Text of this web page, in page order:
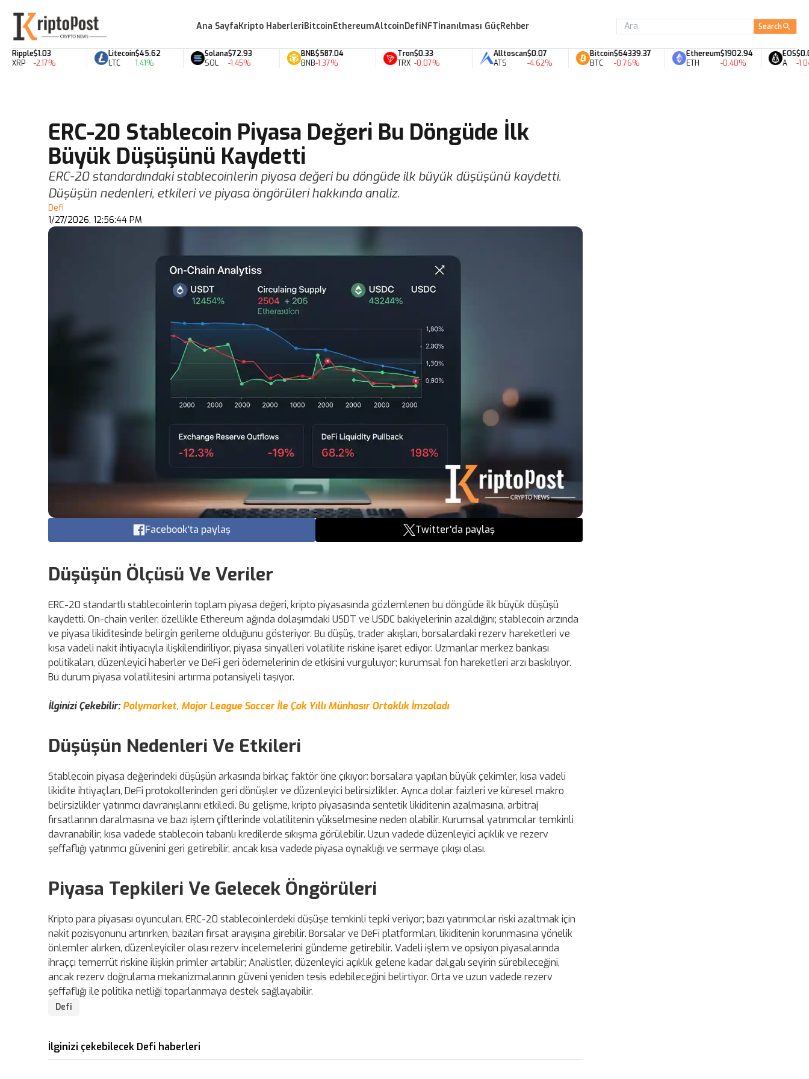
Ana SayfaKripto HaberleriBitcoinEthereumAltcoinDefiNFTİnanılması GüçRehber Search
$1.03
-2.17%
Litecoin
LTC
$45.62
1.41%
Solana
SOL
$72.93
-1.45%
BNB
BNB
$587.04
-1.37%
Tron
TRX
$0.33
-0.07%
Alltoscan
ATS
$0.07
-4.62%
Bitcoin
BTC
$64339.37
-0.76%
Ethereum
ETH
$1902.94
-0.40%
EOS
A
$0.06
-1.04%
ERC-20 Stablecoin Piyasa Değeri Bu Döngüde İlk
Büyük Düşüşünü Kaydetti
ERC-20 standardındaki stablecoinlerin piyasa değeri bu döngüde ilk büyük düşüşünü kaydetti.
Düşüşün nedenleri, etkileri ve piyasa öngörüleri hakkında analiz.
Defi
1/27/2026, 12:56:44 PM
Facebook'ta paylaş Twitter'da paylaş
Düşüşün Ölçüsü Ve Veriler
ERC-20 standartlı stablecoinlerin toplam piyasa değeri, kripto piyasasında gözlemlenen bu döngüde ilk büyük düşüşü
kaydetti. On-chain veriler, özellikle Ethereum ağında dolaşımdaki USDT ve USDC bakiyelerinin azaldığını; stablecoin arzında
ve piyasa likiditesinde belirgin gerileme olduğunu gösteriyor. Bu düşüş, trader akışları, borsalardaki rezerv hareketleri ve
kısa vadeli nakit ihtiyacıyla ilişkilendiriliyor, piyasa sinyalleri volatilite riskine işaret ediyor. Uzmanlar merkez bankası
politikaları, düzenleyici haberler ve DeFi geri ödemelerinin de etkisini vurguluyor; kurumsal fon hareketleri arzı baskılıyor.
Bu durum piyasa volatilitesini artırma potansiyeli taşıyor.
İlginizi Çekebilir:Polymarket, Major League Soccer İle Çok Yıllı Münhasır Ortaklık İmzaladı
Düşüşün Nedenleri Ve Etkileri
Stablecoin piyasa değerindeki düşüşün arkasında birkaç faktör öne çıkıyor: borsalara yapılan büyük çekimler, kısa vadeli
likidite ihtiyaçları, DeFi protokollerinden geri dönüşler ve düzenleyici belirsizlikler. Ayrıca dolar faizleri ve küresel makro
belirsizlikler yatırımcı davranışlarını etkiledi. Bu gelişme, kripto piyasasında sentetik likiditenin azalmasına, arbitraj
fırsatlarının daralmasına ve bazı işlem çiftlerinde volatilitenin yükselmesine neden olabilir. Kurumsal yatırımcılar temkinli
davranabilir; kısa vadede stablecoin tabanlı kredilerde sıkışma görülebilir. Uzun vadede düzenleyici açıklık ve rezerv
şeffaflığı yatırımcı güvenini geri getirebilir, ancak kısa vadede piyasa oynaklığı ve sermaye çıkışı olası.
Piyasa Tepkileri Ve Gelecek Öngörüleri
Kripto para piyasası oyuncuları, ERC-20 stablecoinlerdeki düşüşe temkinli tepki veriyor; bazı yatırımcılar riski azaltmak için
nakit pozisyonunu artırırken, bazıları fırsat arayışına girebilir. Borsalar ve DeFi platformları, likiditenin korunmasına yönelik
önlemler alırken, düzenleyiciler olası rezerv incelemelerini gündeme getirebilir. Vadeli işlem ve opsiyon piyasalarında
ihraççı temerrüt riskine ilişkin primler artabilir; Analistler, düzenleyici açıklık gelene kadar dalgalı seyirin sürebileceğini,
ancak rezerv doğrulama mekanizmalarının güveni yeniden tesis edebileceğini belirtiyor. Orta ve uzun vadede rezerv
şeffaflığı ile politika netliği toparlanmaya destek sağlayabilir.
Defi
İlginizi çekebilecek Defi haberleri